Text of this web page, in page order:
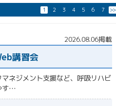
1 2 3 4 5 6 7 >>
2026.08.06掲載
講習会
ネジメント支援など、呼吸リハビ
す…